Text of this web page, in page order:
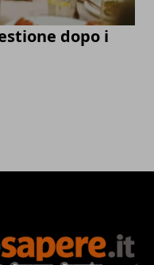
dopo i